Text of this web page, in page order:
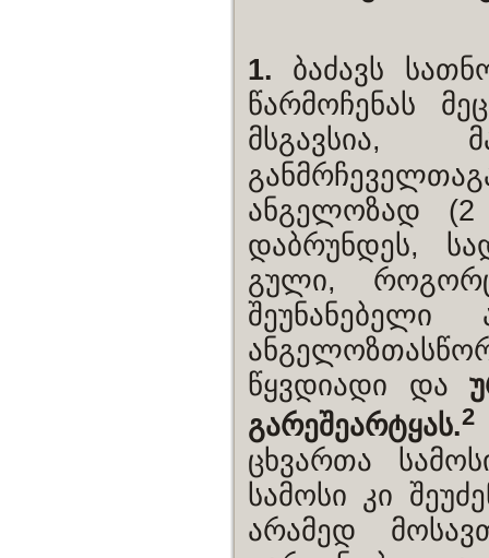
1. ბაძავს
წარმოჩენას
მსგავსია,
ანგელოზად
დაბრუნდეს,
გული,
წყვდიადი და
გარეშეარტყას.2
ცხვართა
სამოსი კი
არამედ